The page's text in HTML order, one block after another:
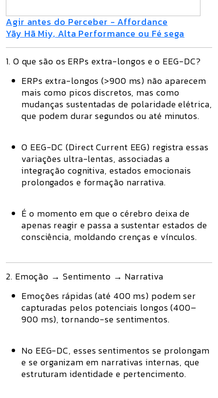
Agir antes do Perceber - Affordance
Yãy Hã Miy, Alta Performance ou Fé sega
1. O que são os ERPs extra-longos e o EEG-DC?
ERPs extra-longos (>900 ms) não aparecem
mais como picos discretos, mas como
mudanças sustentadas de polaridade elétrica,
que podem durar segundos ou até minutos.
O EEG-DC (Direct Current EEG) registra essas
variações ultra-lentas, associadas a
integração cognitiva, estados emocionais
prolongados e formação narrativa.
É o momento em que o cérebro deixa de
apenas reagir e passa a sustentar estados de
consciência, moldando crenças e vínculos.
2. Emoção → Sentimento → Narrativa
Emoções rápidas (até 400 ms) podem ser
capturadas pelos potenciais longos (400–
900 ms), tornando-se sentimentos.
No EEG-DC, esses sentimentos se prolongam
e se organizam em narrativas internas, que
estruturam identidade e pertencimento.